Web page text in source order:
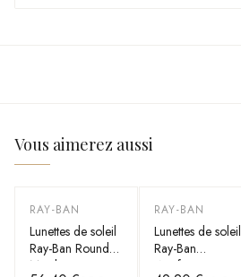
Vous aimerez aussi
-41%
RAY-BAN
Lunettes de soleil
Ray-Ban Round
Metal RB3447
-41%
RAY-BAN
Lunettes de soleil
Ray-Ban
Wayfarer